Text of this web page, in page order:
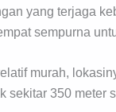
yang terjaga
sempurna
murah,
sekitar 350 meter